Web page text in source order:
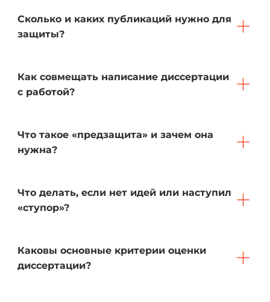
Сколько и каких публикаций нужно для
защиты?
Как совмещать написание диссертации
с работой?
Что такое «предзащита» и зачем она
нужна?
Что делать, если нет идей или наступил
«ступор»?
Каковы основные критерии оценки
диссертации?